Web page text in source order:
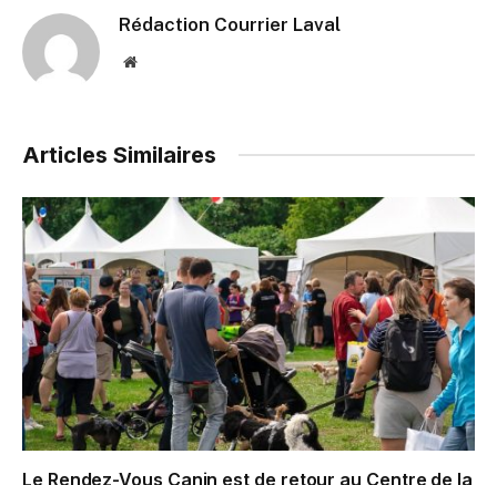
Rédaction Courrier Laval
Website
Articles Similaires
Le Rendez-Vous Canin est de retour au Centre de la